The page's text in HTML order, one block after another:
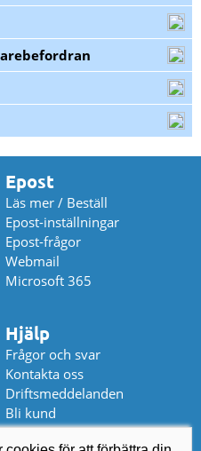
Epost
Läs mer / Beställ
Epost-inställningar
Epost-frågor
Webmail
Microsoft 365
Hjälp
Frågor och svar
Kontakta oss
Driftsmeddelanden
Bli kund
Prislista